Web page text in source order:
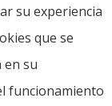
su experiencia
que se
en su
funcionamiento